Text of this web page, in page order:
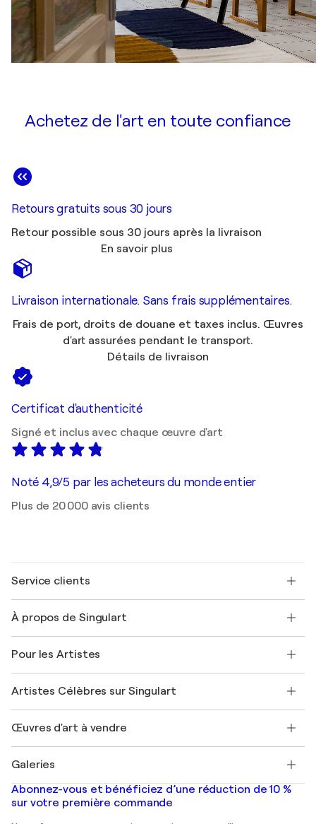
Achetez de l'art en toute confiance
Retours gratuits sous 30 jours
Retour possible sous 30 jours après la livraison
En savoir plus
Livraison internationale. Sans frais supplémentaires.
Frais de port, droits de douane et taxes inclus. Œuvres
d'art assurées pendant le transport.
Détails de livraison
Certificat d'authenticité
Signé et inclus avec chaque œuvre d'art
Noté 4,9/5 par les acheteurs du monde entier
Plus de 20 000 avis clients
Service clients
Expédition
Offrir une carte cadeau
Rejoignez notre programme commercial
Mon compte
+33 1 76 44 06 42
À propos de Singulart
FAQ
Magazine Singulart
Emplois
Découvrez une sélection d'art original
Pour les Artistes
Se connecter en tant qu'Artiste
Artistes Célèbres sur Singulart
Marc Chagall
Banksy
Mr. Brainwash
Shepard Fairey
Œuvres d'art à vendre
Tableaux abstraits à vendre
Peintures de paysage
Estampes
Galeries
Galeries d'art en France
Galeries d'art en Belgique
Abonnez-vous et bénéficiez d’une réduction de 10 %
sur votre première commande